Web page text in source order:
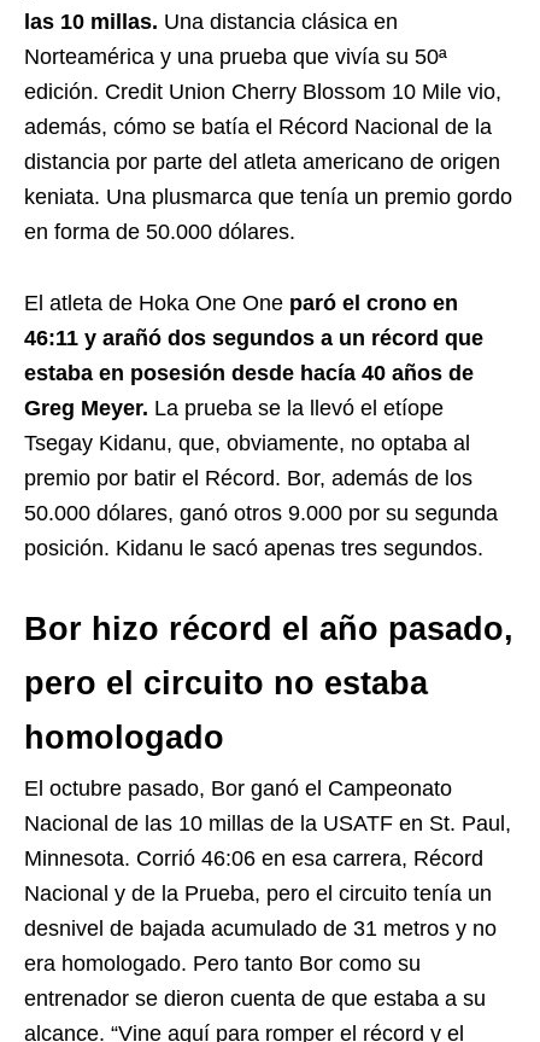
las 10 millas. Una distancia clásica en
Norteamérica y una prueba que vivía su 50ª
edición. Credit Union Cherry Blossom 10 Mile vio,
además, cómo se batía el Récord Nacional de la
distancia por parte del atleta americano de origen
keniata. Una plusmarca que tenía un premio gordo
en forma de 50.000 dólares.
El atleta de Hoka One One paró el crono en
46:11 y arañó dos segundos a un récord que
estaba en posesión desde hacía 40 años de
Greg Meyer. La prueba se la llevó el etíope
Tsegay Kidanu, que, obviamente, no optaba al
premio por batir el Récord. Bor, además de los
50.000 dólares, ganó otros 9.000 por su segunda
posición. Kidanu le sacó apenas tres segundos.
Bor hizo récord el año pasado,
pero el circuito no estaba
homologado
El octubre pasado, Bor ganó el Campeonato
Nacional de las 10 millas de la USATF en St. Paul,
Minnesota. Corrió 46:06 en esa carrera, Récord
Nacional y de la Prueba, pero el circuito tenía un
desnivel de bajada acumulado de 31 metros y no
era homologado. Pero tanto Bor como su
entrenador se dieron cuenta de que estaba a su
alcance. “Vine aquí para romper el récord y el